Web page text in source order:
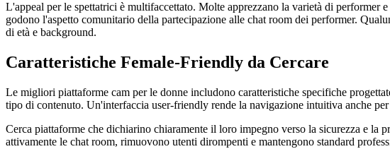
L'appeal per le spettatrici è multifaccettato. Molte apprezzano la varietà di
godono l'aspetto comunitario della partecipazione alle chat room dei performer.
di età e background.
Caratteristiche Female-Friendly da Cercare
Le migliori piattaforme cam per le donne includono caratteristiche specifiche
tipo di contenuto. Un'interfaccia user-friendly rende la navigazione intuitiva anche
Cerca piattaforme che dichiarino chiaramente il loro impegno verso la sicurezza e
attivamente le chat room, rimuovono utenti dirompenti e mantengono standard